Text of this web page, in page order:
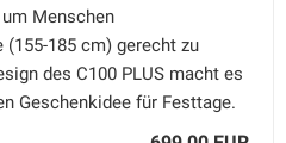
Menschen
185 cm) gerecht zu
des C100 PLUS macht es
Geschenkidee für Festtage.